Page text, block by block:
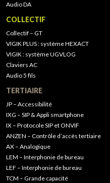
Audio DA
COLLECTIF
Collectif – GT
VIGIK PLUS : système HEXACT
VIGIK : système UGVLOG
Claviers AC
Audio 5 fils
TERTIAIRE
JP – Accessibilité
IXG – SIP & Appli smartphone
IX – Protocole SIP et ONVIF
ANZEN – Contrôle d’accès tertiaire
AX – Analogique
LEM – Interphonie de bureau
LEF – Interphonie de bureau
TCM – Grande capacité